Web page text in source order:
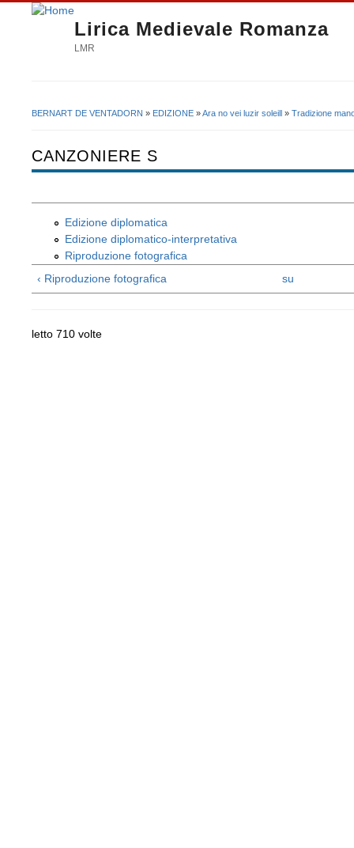
Lirica Medievale Romanza
LMR
BERNART DE VENTADORN » EDIZIONE »Ara no vei luzir soleill » Tradizione
CANZONIERE S
Edizione diplomatica
Edizione diplomatico-interpretativa
Riproduzione fotografica
‹ Riproduzione fotografica
su
letto 710 volte